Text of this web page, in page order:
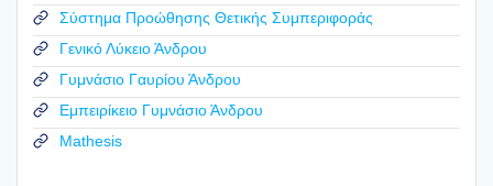
Σύστημα Προώθησης Θετικής Συμπεριφοράς
Γενικό Λύκειο Άνδρου
Γυμνάσιο Γαυρίου Άνδρου
Εμπειρίκειο Γυμνάσιο Άνδρου
Mathesis